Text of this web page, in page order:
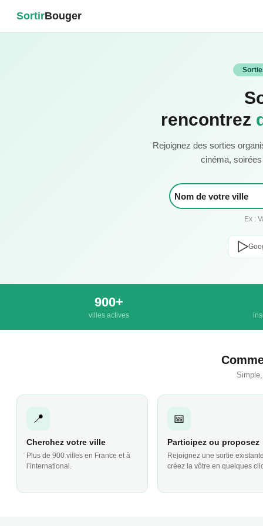
SortirBouger
rencontrez
Rejoignez des sorties
cinéma,
Ex :
900+
villes actives
📍
Cherchez votre ville
Plus de 900 villes en France et à
l’international.
📅
Participez ou proposez
Rejoignez une sortie
créez la vôtre en quelques